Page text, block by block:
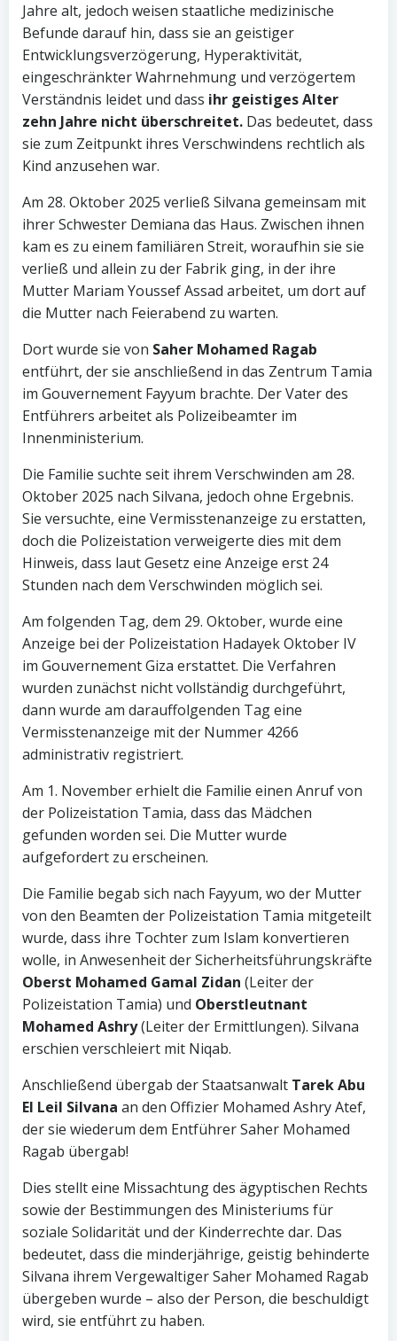
Jahre alt, jedoch weisen staatliche medizinische
Befunde darauf hin, dass sie an geistiger
Entwicklungsverzögerung, Hyperaktivität,
eingeschränkter Wahrnehmung und verzögertem
Verständnis leidet und dass ihr geistiges Alter
zehn Jahre nicht überschreitet. Das bedeutet, dass
sie zum Zeitpunkt ihres Verschwindens rechtlich als
Kind anzusehen war.
Am 28. Oktober 2025 verließ Silvana gemeinsam mit
ihrer Schwester Demiana das Haus. Zwischen ihnen
kam es zu einem familiären Streit, woraufhin sie sie
verließ und allein zu der Fabrik ging, in der ihre
Mutter Mariam Youssef Assad arbeitet, um dort auf
die Mutter nach Feierabend zu warten.
Dort wurde sie von Saher Mohamed Ragab
entführt, der sie anschließend in das Zentrum Tamia
im Gouvernement Fayyum brachte. Der Vater des
Entführers arbeitet als Polizeibeamter im
Innenministerium.
Die Familie suchte seit ihrem Verschwinden am 28.
Oktober 2025 nach Silvana, jedoch ohne Ergebnis.
Sie versuchte, eine Vermisstenanzeige zu erstatten,
doch die Polizeistation verweigerte dies mit dem
Hinweis, dass laut Gesetz eine Anzeige erst 24
Stunden nach dem Verschwinden möglich sei.
Am folgenden Tag, dem 29. Oktober, wurde eine
Anzeige bei der Polizeistation Hadayek Oktober IV
im Gouvernement Giza erstattet. Die Verfahren
wurden zunächst nicht vollständig durchgeführt,
dann wurde am darauffolgenden Tag eine
Vermisstenanzeige mit der Nummer 4266
administrativ registriert.
Am 1. November erhielt die Familie einen Anruf von
der Polizeistation Tamia, dass das Mädchen
gefunden worden sei. Die Mutter wurde
aufgefordert zu erscheinen.
Die Familie begab sich nach Fayyum, wo der Mutter
von den Beamten der Polizeistation Tamia mitgeteilt
wurde, dass ihre Tochter zum Islam konvertieren
wolle, in Anwesenheit der Sicherheitsführungskräfte
Oberst Mohamed Gamal Zidan (Leiter der
Polizeistation Tamia) und Oberstleutnant
Mohamed Ashry(Leiter der Ermittlungen). Silvana
erschien verschleiert mit Niqab.
Anschließend übergab der Staatsanwalt Tarek Abu
El Leil Silvana an den Offizier Mohamed Ashry Atef,
der sie wiederum dem Entführer Saher Mohamed
Ragab übergab!
Dies stellt eine Missachtung des ägyptischen Rechts
sowie der Bestimmungen des Ministeriums für
soziale Solidarität und der Kinderrechte dar. Das
bedeutet, dass die minderjährige, geistig behinderte
Silvana ihrem Vergewaltiger Saher Mohamed Ragab
übergeben wurde – also der Person, die beschuldigt
wird, sie entführt zu haben.